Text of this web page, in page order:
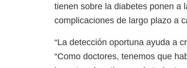
tienen sobre la diabetes ponen a
complicaciones de largo plazo a
“La detección oportuna ayuda a
“Como doctores, tenemos que